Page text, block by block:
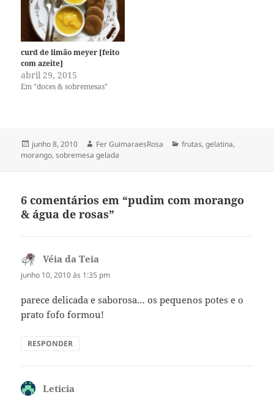
curd de limão meyer [feito
com azeite]
abril 29, 2015
Em "doces & sobremesas"
Publicado
em
junho 8, 2010 Autor
Fer GuimaraesRosa Categorias
frutas,gelatina,
morango,sobremesa gelada
6 comentários em “pudim com morango
& água de rosas”
Véia da Teia
junho 10, 2010 às 1:35 pm
parece delicada e saborosa… os pequenos potes e o
prato fofo formou!
RESPONDER
Leticia